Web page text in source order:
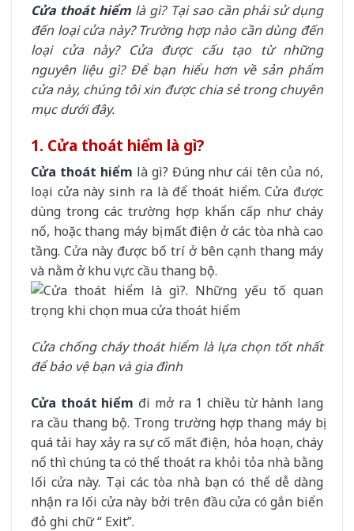
Cửa thoát hiểm là gì? Tại sao cần phải sử dụng
đến loại cửa này? Trường hợp nào cần dùng đến
loại cửa này? Cửa được cấu tạo từ những
nguyên liệu gì? Để bạn hiểu hơn về sản phẩm
cửa này, chúng tôi xin được chia sẻ trong chuyên
mục dưới đây.
1. Cửa thoát hiểm là gì?
Cửa thoát hiểm là gì? Đúng như cái tên của nó,
loại cửa này sinh ra là để thoát hiểm. Cửa được
dùng trong các trường hợp khẩn cấp như cháy
nổ, hoặc thang máy bị mất điện ở các tòa nhà cao
tầng. Cửa này được bố trí ở bên cạnh thang máy
và nằm ở khu vực cầu thang bộ.
Cửa chống cháy thoát hiểm là lựa chọn tốt nhất
để bảo vệ bạn và gia đình
Cửa thoát hiểm đi mở ra 1 chiều từ hành lang
ra cầu thang bộ. Trong trường hợp thang máy bị
quá tải hay xảy ra sự cố mất điện, hỏa hoạn, cháy
nổ thì chúng ta có thể thoát ra khỏi tỏa nhà bằng
lối cửa này. Tại các tòa nhà bạn có thể dễ dàng
nhận ra lối cửa này bởi trên đầu cửa có gắn biển
đỏ ghi chữ “ Exit”.